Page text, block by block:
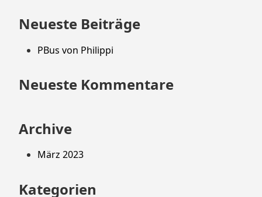
springen
Neueste Beiträge
PBus von Philippi
Neueste Kommentare
Archive
März 2023
Kategorien